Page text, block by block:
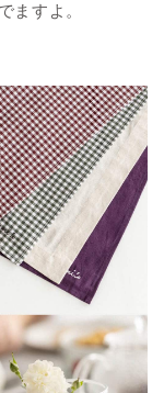
ますよ。